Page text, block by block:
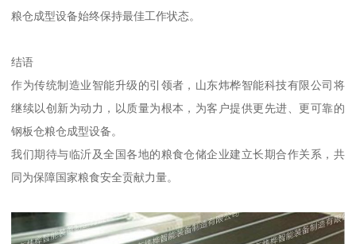
粮仓成型设备始终保持最佳工作状态。
结语
作为传统制造业智能升级的引领者，山东炜桦智能科技有限公司将
继续以创新为动力，以质量为根本，为客户提供更先进、更可靠的
钢板仓粮仓成型设备。
我们期待与临沂及全国各地的粮食仓储企业建立长期合作关系，共
同为保障国家粮食安全贡献力量。